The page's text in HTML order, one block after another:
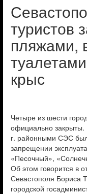
туристов
пляжами,
крыс
Четыре из шести
официально закрыты.
г. районными СЭС
запрещении
«Песочный»,
Об этом говорится в
Севастополя Бориса
городской